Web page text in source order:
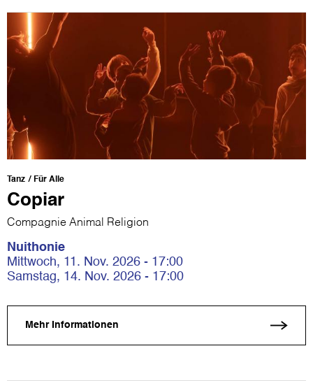
Tanz Für Alle
Copiar
Compagnie Animal Religion
Nuithonie
Mittwoch, 11. Nov. 2026 - 17:00
Samstag, 14. Nov. 2026 - 17:00
Mehr Informationen